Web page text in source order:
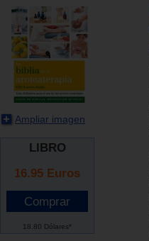
Ampliar imagen
LIBRO
16.95 Euros
18.80 Dólares*